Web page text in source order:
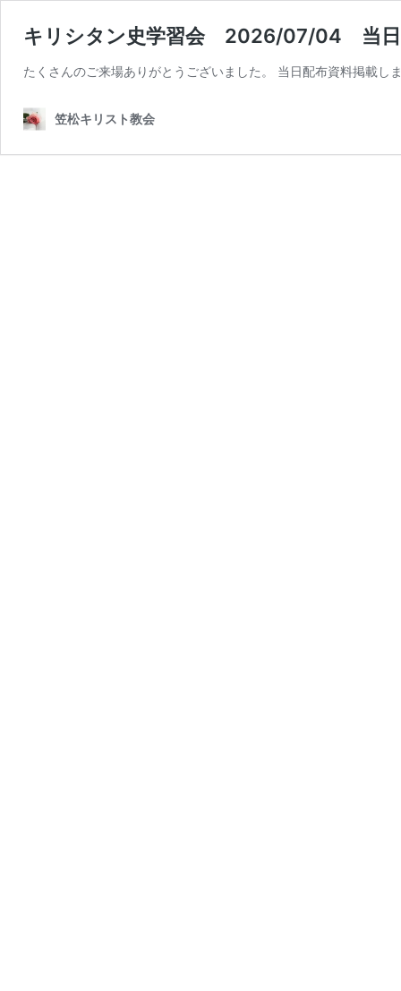
キリシタン史学習会 2026/07/04 当日
たくさんのご来場ありがとうございました。 当日配布資料掲載
笠松キリスト教会